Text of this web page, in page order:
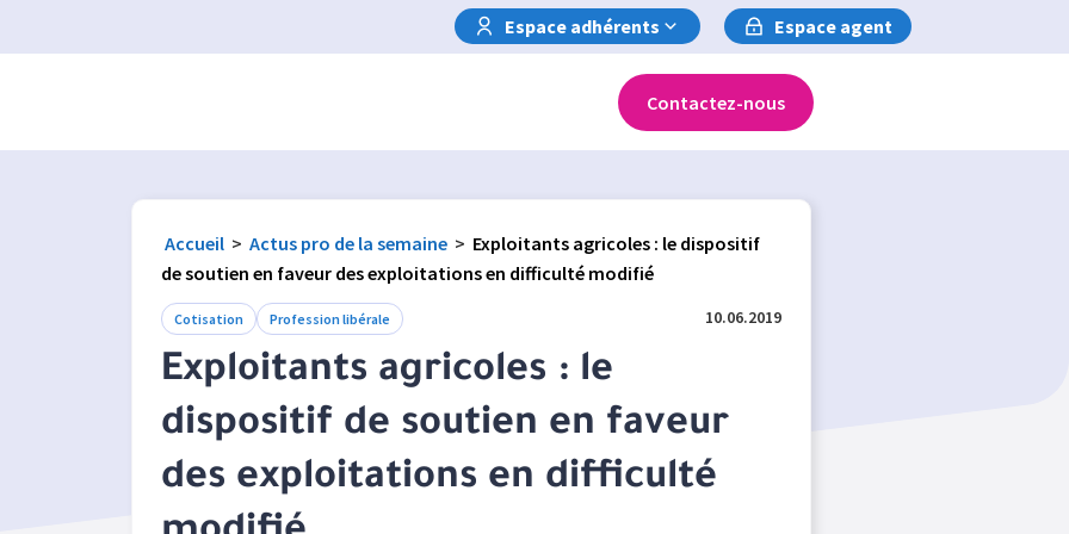
Espace adhérents
Espace agent
Contactez-nous
Accueil > Actus pro de la semaine > Exploitants agricoles : le dispositif
de soutien en faveur des exploitations en difficulté modifié
Cotisation Profession libérale 10.06.2019
Exploitants agricoles : le
dispositif de soutien en faveur
des exploitations en difficulté